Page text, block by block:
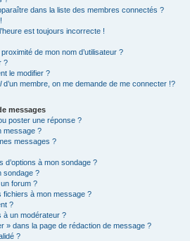
dans la liste des membres connectés ?
est toujours incorrecte !
de mon nom d’utilisateur ?
?
le modifier ?
d’un membre, on me demande de me connecter !?
messages
poster une réponse ?
message ?
messages ?
d’options à mon sondage ?
sondage ?
forum ?
fichiers à mon message ?
?
à un modérateur ?
» dans la page de rédaction de message ?
?